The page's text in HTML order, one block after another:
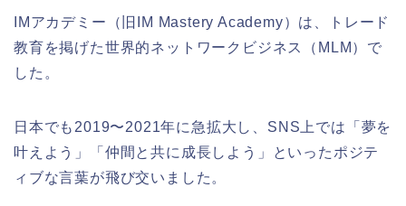
IMアカデミー（旧IM Mastery Academy）は、トレード
教育を掲げた世界的ネットワークビジネス（MLM）で
した。
日本でも2019〜2021年に急拡大し、SNS上では「夢を
叶えよう」「仲間と共に成長しよう」といったポジテ
ィブな言葉が飛び交いました。